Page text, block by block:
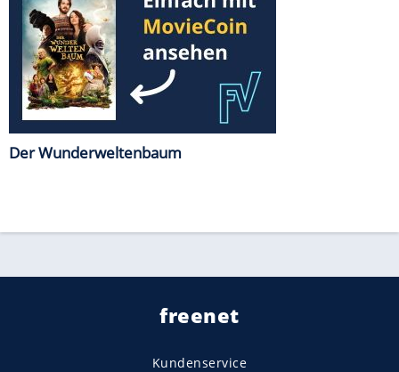
Der Wunderweltenbaum
freenet
Kundenservice